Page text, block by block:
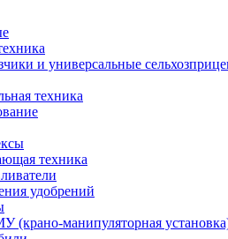
и универсальные
техника
техника
удобрений
(крано-манипуляторная